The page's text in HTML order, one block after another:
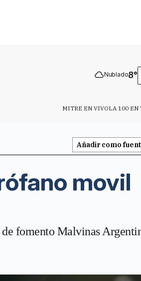
Nublado8°
MITRE EN VIVOLA 100 EN
Añadir como
movil
fomento Malvinas